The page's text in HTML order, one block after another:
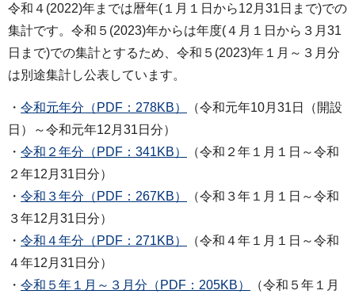
令和４(2022)年までは暦年(１月１日から12月31日まで)での
集計です。令和５(2023)年からは年度(４月１日から３月31
日まで)での集計とするため、令和５(2023)年１月～３月分
は別途集計し公表しています。
・ 令和元年分（PDF：278KB）
（令和元年10月31日（開設
日）～令和元年12月31日分）
・ 令和２年分（PDF：341KB）
（令和２年１月１日～令和
２年12月31日分）
・ 令和３年分（PDF：267KB）
（令和３年１月１日～令和
３年12月31日分）
・ 令和４年分（PDF：271KB）
（令和４年１月１日～令和
４年12月31日分）
・ 令和５年１月～３月分（PDF：205KB）
（令和５年１月